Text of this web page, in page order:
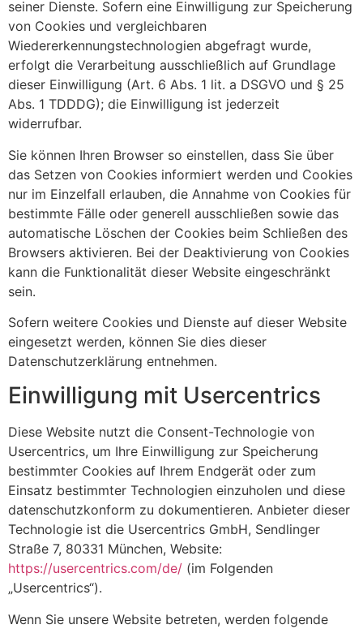
seiner Dienste. Sofern eine Einwilligung zur Speicherung
von Cookies und vergleichbaren
Wiedererkennungstechnologien abgefragt wurde,
erfolgt die Verarbeitung ausschließlich auf Grundlage
dieser Einwilligung (Art. 6 Abs. 1 lit. a DSGVO und § 25
Abs. 1 TDDDG); die Einwilligung ist jederzeit
widerrufbar.
Sie können Ihren Browser so einstellen, dass Sie über
das Setzen von Cookies informiert werden und Cookies
nur im Einzelfall erlauben, die Annahme von Cookies für
bestimmte Fälle oder generell ausschließen sowie das
automatische Löschen der Cookies beim Schließen des
Browsers aktivieren. Bei der Deaktivierung von Cookies
kann die Funktionalität dieser Website eingeschränkt
sein.
Sofern weitere Cookies und Dienste auf dieser Website
eingesetzt werden, können Sie dies dieser
Datenschutzerklärung entnehmen.
Einwilligung mit Usercentrics
Diese Website nutzt die Consent-Technologie von
Usercentrics, um Ihre Einwilligung zur Speicherung
bestimmter Cookies auf Ihrem Endgerät oder zum
Einsatz bestimmter Technologien einzuholen und diese
datenschutzkonform zu dokumentieren. Anbieter dieser
Technologie ist die Usercentrics GmbH, Sendlinger
Straße 7, 80331 München, Website:
https://usercentrics.com/de/ (im Folgenden
„Usercentrics“).
Wenn Sie unsere Website betreten, werden folgende